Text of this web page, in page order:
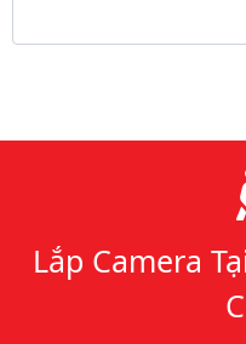
Lý do chọn
Lắp Camera